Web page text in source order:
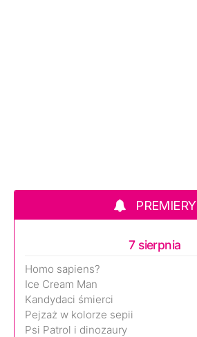
PREMIERY
7 sierpnia
Homo sapiens?
Ice Cream Man
Kandydaci śmierci
Pejzaż w kolorze sepii
Psi Patrol i dinozaury